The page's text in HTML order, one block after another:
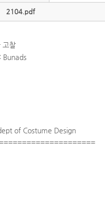
2104.pdf
고찰
Bunads
of Costume Design